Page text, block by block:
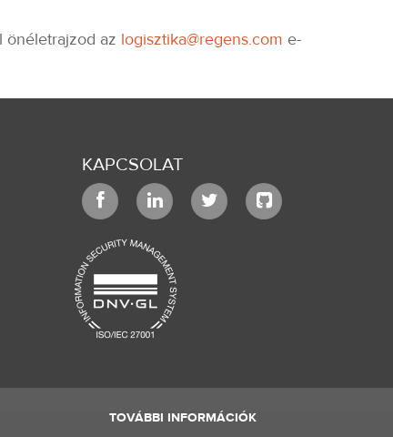
önéletrajzod az logisztika@regens.com e-
KAPCSOLAT
TOVÁBBI INFORMÁCIÓK